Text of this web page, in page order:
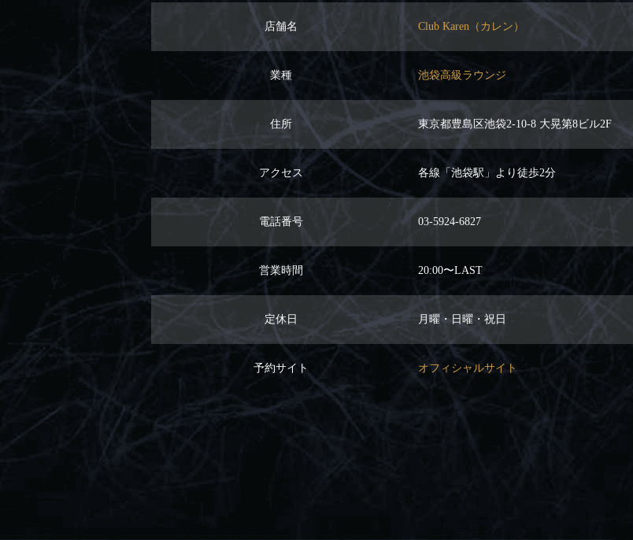
店舗名 Club Karen（カレン）
業種 池袋高級ラウンジ
住所 東京都豊島区池袋2-10-8 大晃第8ビル2F
アクセス 各線「池袋駅」より徒歩2分
電話番号 03-5924-6827
営業時間 20:00〜LAST
定休日 月曜・日曜・祝日
予約サイト オフィシャルサイト